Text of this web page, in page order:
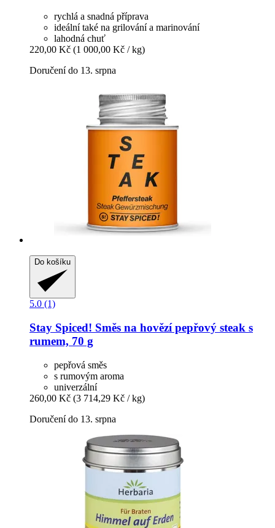
rychlá a snadná příprava
ideální také na grilování a marinování
lahodná chuť
220,00 Kč (1 000,00 Kč / kg)
Doručení do 13. srpna
Do košíku
5.0 (1)
Stay Spiced! Směs na hovězí pepřový steak s
rumem, 70 g
pepřová směs
s rumovým aroma
univerzální
260,00 Kč (3 714,29 Kč / kg)
Doručení do 13. srpna